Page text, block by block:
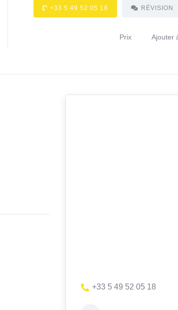
+33 5 49 52 05 18 RÉVISION
Prix Ajouter
+33 5 49 52 05 18